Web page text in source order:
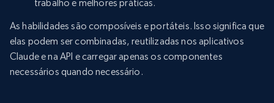
trabalho e melhores práticas.
As habilidades são composíveis e portáteis. Isso significa que
elas podem ser combinadas, reutilizadas nos aplicativos
Claude e na API e carregar apenas os componentes
necessários quando necessário.